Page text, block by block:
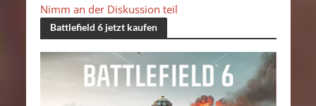
Nimm an der Diskussion teil
Battlefield 6 jetzt kaufen